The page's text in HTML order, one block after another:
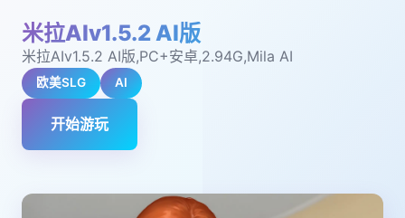
米拉AIv1.5.2 AI版
米拉AIv1.5.2 AI版,PC+安卓,2.94G,Mila AI
欧美SLG AI
开始游玩